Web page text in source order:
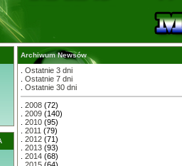
Archiwum Newsów
Ostatnie 3 dni
Ostatnie 7 dni
Ostatnie 30 dni
2008 (72)
2009 (140)
2010 (95)
2011 (79)
2012 (71)
2013 (93)
2014 (68)